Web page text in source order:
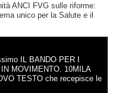
ANCI FVG sulle riforme:
unico per la Salute e il
IL BANDO PER I
MOVIMENTO. 10MILA
TESTO che recepisce le